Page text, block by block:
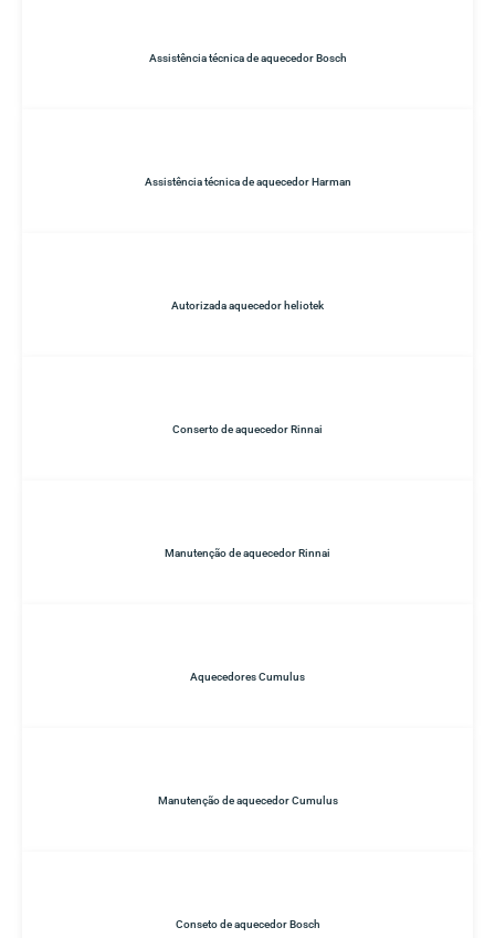
Assistência técnica de aquecedor Bosch
Assistência técnica de aquecedor Harman
Autorizada aquecedor heliotek
Conserto de aquecedor Rinnai
Manutenção de aquecedor Rinnai
Aquecedores Cumulus
Manutenção de aquecedor Cumulus
Conseto de aquecedor Bosch